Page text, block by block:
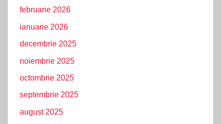
februarie 2026
ianuarie 2026
decembrie 2025
noiembrie 2025
octombrie 2025
septembrie 2025
august 2025